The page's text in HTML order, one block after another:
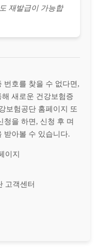
재발급이 가능합
번호를 찾을 수 없다면,
새로운 건강보험증
보험공단 홈페이지 또
청을 하면, 신청 후 며
받아볼 수 있습니다.
이지
고객센터